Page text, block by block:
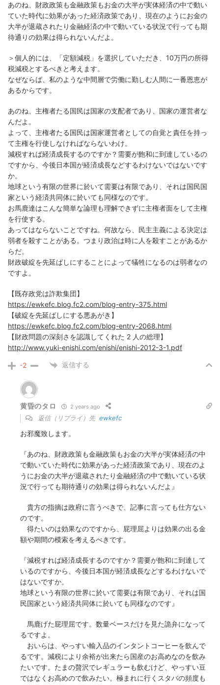
あのね、財政政策も金融政策もお金の大半が実体経済の中で動い
ていた時代に効果があった経済政策であり、現在のようにお金の
大半が退蔵されたり金融経済の中で動いている状況で行っても期
待通りの効果は得られないんだよ。
＞個人的には、「定額減税」を選択していただき、10万円の所得
税減税とするべきと考えます。
なぜならば、私のような中間層で労働に勤しむ人間に一番恩恵が
あるからです。
あのね、主権者たる国民は国家の支配者であり、国家の運営者な
んだよ。
よって、主権者たる国民は国家運営者としての自覚と責任を持っ
て主権を行使しなければならないわけ。
減税すれば経済成長するのですか？需要が飽和に到達しているの
ですから、今後日本国が経済成長などするわけないではないです
か。
地球という有限の世界に於いて需要は有限であり、それは国民国
家という経済共同体に於いても同様なのです。
お馬鹿達はこんな簡単な論理も理解できずに主権者面をして主権
を行使する。
あってはならないことですね。何故なら、民主主義による決定は
弱者を殺すことがある。つまり政治は時に人を殺すことがあるか
らだ。
財政破綻を先延ばしにすることによって犠牲になるのは弱者なの
ですよ。
【既存政党は詐欺集団】
https://ewkefc.blog.fc2.com/blog-entry-375.html
【破綻を先延ばしにする悪あがき】
https://ewkefc.blog.fc2.com/blog-entry-2068.html
【財政問題の深刻さを認識してくれた 2 人の総理】
http://www.yuki-enishi.com/enishi/enishi-2012-3-1.pdf
-2 返信する
黄昏のタロ 2 years ago
返信（リプライ）先 ewkefc
お邪魔致します。
『あのね、財政政策も金融政策もお金の大半が実体経済の中
で動いていた時代に効果があった経済政策であり、現在のよ
うにお金の大半が退蔵されたり金融経済の中で動いている状
況で行っても期待通りの効果は得られないんだよ』
貴方の指摘は政府に言うべきで、記事に言っても仕方ない
のです。
得たいのは効果なのですから、屁理屈よりは効果の出る金
額や期間の模索を考えるべきです。
『減税すれば経済成長するのですか？需要が飽和に到達して
いるのですから、今後日本国が経済成長などするわけないで
はないですか。
地球という有限の世界に於いて需要は有限であり、それは国
民国家という経済共同体に於いても同様なのです』
馬鹿げた屁理屈です。数量ベースだけを見た詭弁になって
るですよ。
おいらは、やっすい輸入品のインタントコーヒーを飲んで
るです。減税により余裕が出来たら国産のお高めなのを飲み
たいです。たまの贅沢でレギュラーも飲むけど、やっすい豆
ではなくお高めので飲みたい。極まれに行くスタバの頻度も